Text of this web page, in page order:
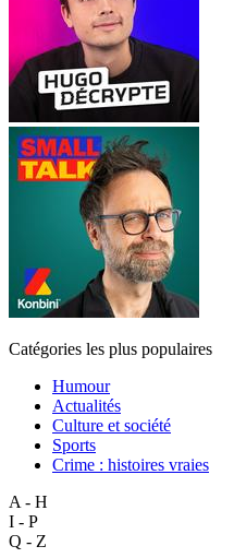
Catégories les plus populaires
Humour
Actualités
Culture et société
Sports
Crime : histoires vraies
A - H
I - P
Q - Z